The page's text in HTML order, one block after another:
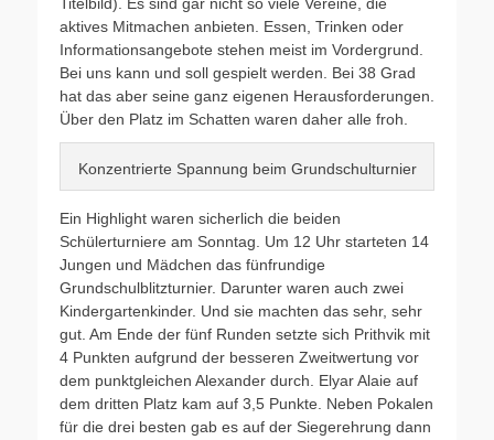
aktives Mitmachen anbieten. Essen, Trinken oder
Informationsangebote stehen meist im Vordergrund.
Bei uns kann und soll gespielt werden. Bei 38 Grad
hat das aber seine ganz eigenen Herausforderungen.
Über den Platz im Schatten waren daher alle froh.
Konzentrierte Spannung beim Grundschulturnier
Ein Highlight waren sicherlich die beiden
Schülerturniere am Sonntag. Um 12 Uhr starteten 14
Jungen und Mädchen das fünfrundige
Grundschulblitzturnier. Darunter waren auch zwei
Kindergartenkinder. Und sie machten das sehr, sehr
gut. Am Ende der fünf Runden setzte sich Prithvik mit
4 Punkten aufgrund der besseren Zweitwertung vor
dem punktgleichen Alexander durch. Elyar Alaie auf
dem dritten Platz kam auf 3,5 Punkte. Neben Pokalen
für die drei besten gab es auf der Siegerehrung dann